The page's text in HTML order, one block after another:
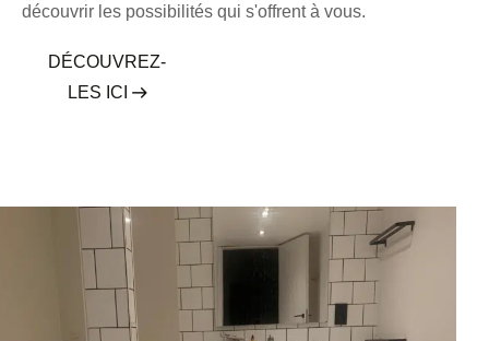
découvrir les possibilités qui s'offrent à vous.
DÉCOUVREZ-
LES ICI